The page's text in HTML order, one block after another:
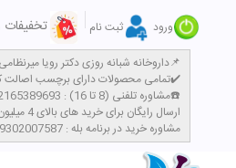
ورود ثبت نام تخفیفات
داروخانه شبانه روزی دکتر رویا میرنظامی📌
تمامی محصولات دارای برچسب اصالت کالا و سیب سلامت میباشند✔️
مشاوره تلفنی (8 تا 16) : 02165389693☎️
​ارسال رایگان برای خرید های بالای 4 میلیون تومان با پست پیشتاز
مشاوره خرید در برنامه بله : 09302007587